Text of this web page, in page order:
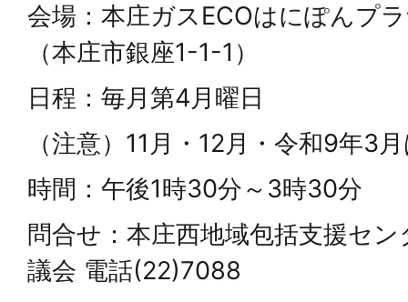
会場：本庄ガスECOはにぽんプ
（本庄市銀座1-1-1）
日程：毎月第4月曜日
（注意）11月・12月・令和9年3
時間：午後1時30分～3時30分
問合せ：本庄西地域包括支援セ
議会 電話(22)7088